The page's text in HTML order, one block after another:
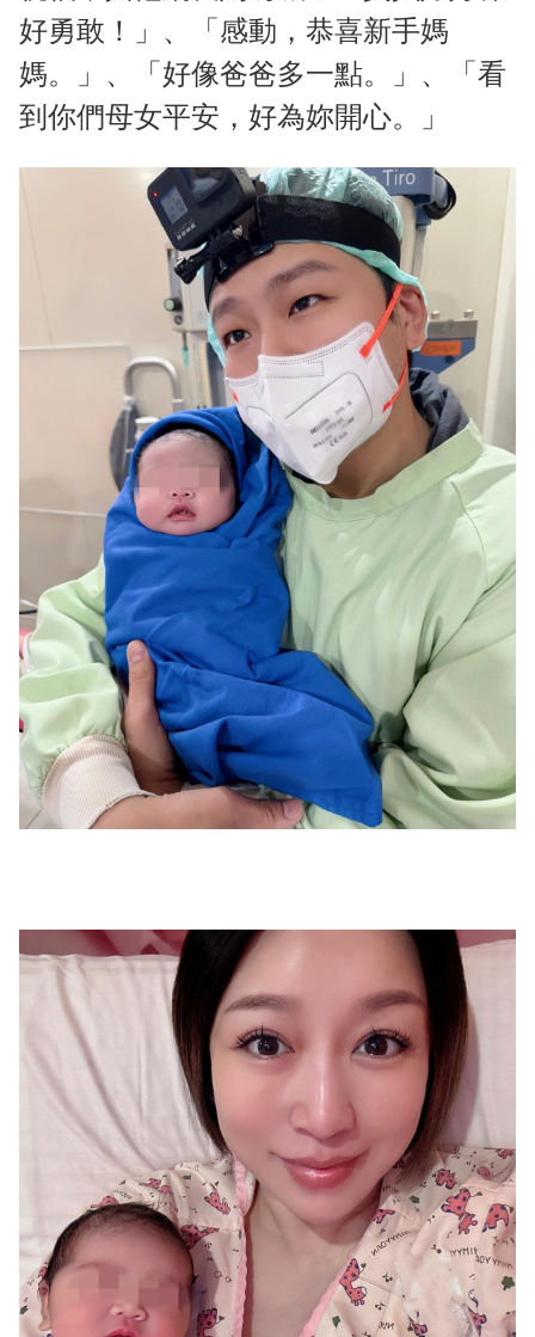
好勇敢！」、「感動，恭喜新手媽
媽。」、「好像爸爸多一點。」、「看
到你們母女平安，好為妳開心。」